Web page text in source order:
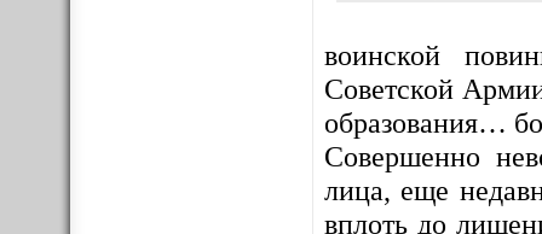
воинской
Советской
образования…
Совершенно
лица, еще
вплоть до